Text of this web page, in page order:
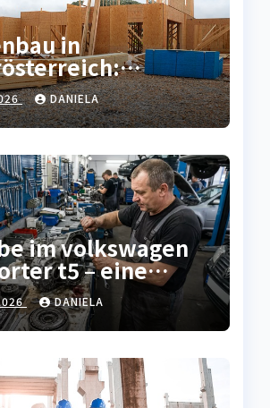
in
für Wohn-
DANIELA
im volkswagen
t5 – eine
typischer
DANIELA